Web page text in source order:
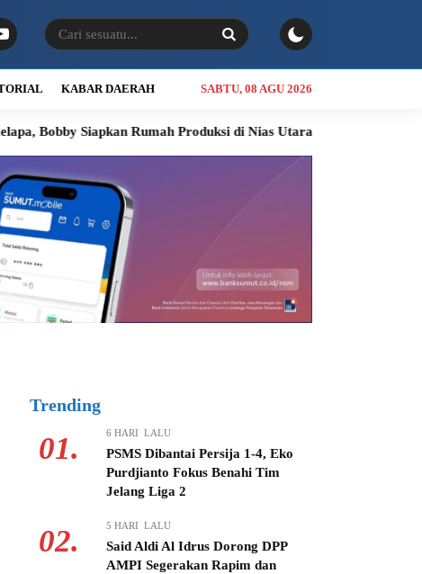
KABAR DAERAH SABTU, 08 AGU 2026
Rumah Produksi di Nias Utara INALUM Siapkan
Trending
01. 6 HARI LALU
PSMS Dibantai Persija 1-4, Eko
Purdjianto Fokus Benahi Tim
Jelang Liga 2
02. 5 HARI LALU
Said Aldi Al Idrus Dorong DPP
AMPI Segerakan Rapim dan